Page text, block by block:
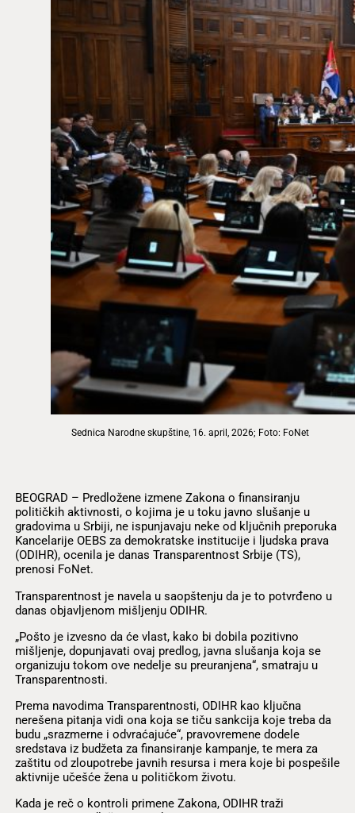
Sednica Narodne skupštine, 16. april, 2026; Foto: FoNet
BEOGRAD – Predložene izmene Zakona o finansiranju
političkih aktivnosti, o kojima je u toku javno slušanje u
gradovima u Srbiji, ne ispunjavaju neke od ključnih preporuka
Kancelarije OEBS za demokratske institucije i ljudska prava
(ODIHR), ocenila je danas Transparentnost Srbije (TS),
prenosi FoNet.
Transparentnost je navela u saopštenju da je to potvrđeno u
danas objavljenom mišljenju ODIHR.
„Pošto je izvesno da će vlast, kako bi dobila pozitivno
mišljenje, dopunjavati ovaj predlog, javna slušanja koja se
organizuju tokom ove nedelje su preuranjena“, smatraju u
Transparentnosti.
Prema navodima Transparentnosti, ODIHR kao ključna
nerešena pitanja vidi ona koja se tiču sankcija koje treba da
budu „srazmerne i odvraćajuće“, pravovremene dodele
sredstava iz budžeta za finansiranje kampanje, te mera za
zaštitu od zloupotrebe javnih resursa i mera koje bi pospešile
aktivnije učešće žena u političkom životu.
Kada je reč o kontroli primene Zakona, ODIHR traži